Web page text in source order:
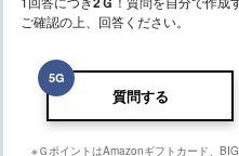
ご確認の上、回答ください。
5G
質問する
※ＧポイントはAmazonギフトカード、